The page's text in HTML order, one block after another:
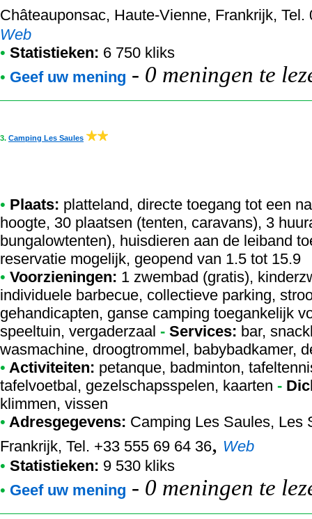
Châteauponsac, Haute-Vienne, Frankrijk,
Web
• Statistieken: 6 750 kliks
• Geef uw mening - 0 meningen te
3. Camping Les Saules
• Plaats: platteland, directe toegang tot een
hoogte, 30 plaatsen (tenten, caravans), 3
bungalowtenten), huisdieren aan de leiband
reservatie mogelijk, geopend van 1.5 tot 15.9
• Voorzieningen: 1 zwembad (gratis),
individuele barbecue, collectieve parking,
gehandicapten, ganse camping toegankelijk
speeltuin, vergaderzaal - Services: bar,
wasmachine, droogtrommel, babybadkamer,
• Activiteiten: petanque, badminton,
tafelvoetbal, gezelschapsspelen, kaarten -
klimmen, vissen
• Adresgegevens: Camping Les Saules, Les
Frankrijk, Tel. +33 555 69 64 36, Web
• Statistieken: 9 530 kliks
• Geef uw mening - 0 meningen te